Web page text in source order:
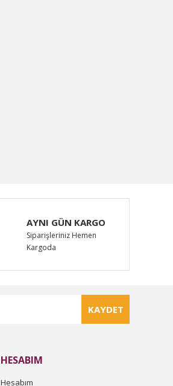
AYNI GÜN KARGO
Siparişleriniz Hemen
Kargoda
KAYDET
HESABIM
Hesabım